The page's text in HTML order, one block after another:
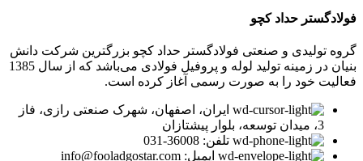
فولادگستر حداد کچو
گروه تولیدی و صنعتی فولادگستر حداد کچو بزرگترین شرکت دانش
بنیان در زمینه تولید لوله و پروفیل فولادی می‌باشد که از سال 1385
فعالیت خود را به صورت رسمی آغاز کرده است.
ایران، اصفهان، شهرک صنعتی رازی، فاز
3، میدان توسعه، بلوار پیشتازان
تلفن: 36008-031
ایمیل: info@fooladgostar.com